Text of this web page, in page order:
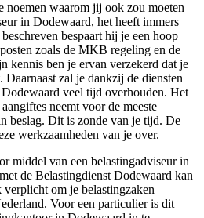
noemen waarom jij ook zou moeten
in Dodewaard, het heeft immers
bespaart hij je een hoop
zoals de MKB regeling en de
kennis ben je ervan verzekerd dat je
Daarnaast zal je dankzij de diensten
veel tijd overhouden. Het
neemt voor de meeste
beslag. Dit is zonde van je tijd. De
werkzaamheden van je over.
middel van een belastingadviseur in
de Belastingdienst Dodewaard kan
om je belastingzaken
Voor een particulier is dit